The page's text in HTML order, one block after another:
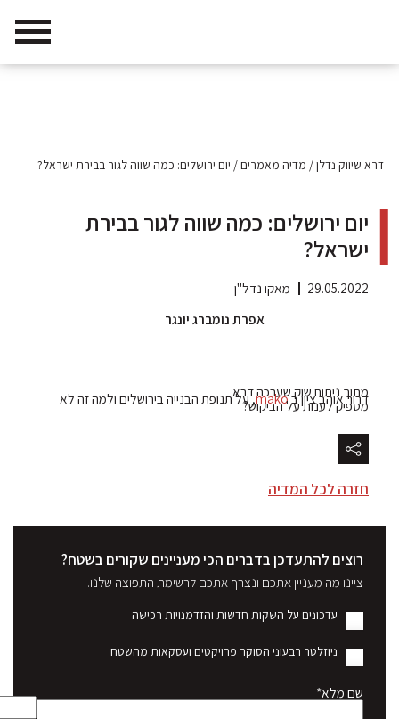
דרא שיווק נדלן/ מדיה מאמרים/ יום ירושלים: כמה שווה לגור בבירת ישראל?
יום ירושלים: כמה שווה לגור בבירת
ישראל?
29.05.2022
מאקו נדל"ן
אפרת נומברג יונגר
מתוך ניתוח שוק שערכה דרא
דרור אוהב ציון בmako, על תנופת הבנייה בירושלים ולמה זה לאמספיק לענות על הביקוש?
חזרה לכל המדיה
רוצים להתעדכן בדברים הכי מעניינים שקורים בשטח?
ציינו מה מעניין אתכם ונצרף אתכם לרשימת התפוצה שלנו.
עדכונים על השקות חדשות והזדמנויות רכישה
ניוזלטר רבעוני הסוקר פרויקטים ועסקאות מהשטח
שם מלא*